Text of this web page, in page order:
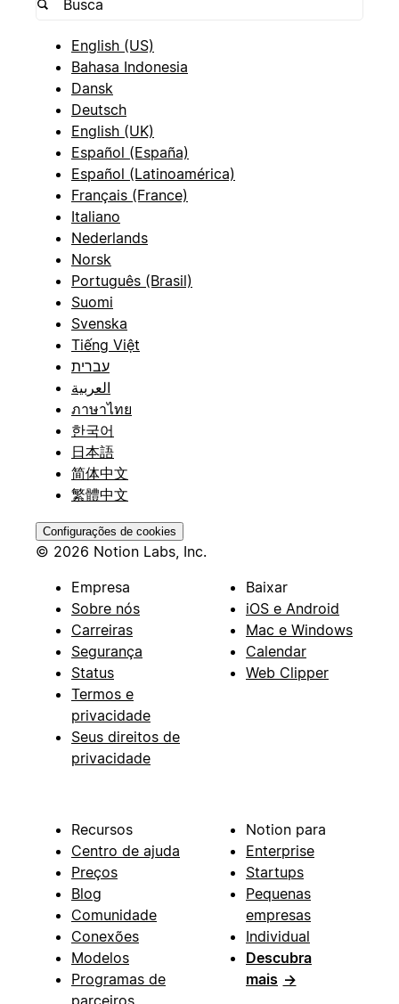
English (US)
Bahasa Indonesia
Dansk
Deutsch
English (UK)
Español (España)
Español (Latinoamérica)
Français (France)
Italiano
Nederlands
Norsk
Português (Brasil)
Suomi
Svenska
Tiếng Việt
עברית
العربية
ภาษาไทย
한국어
日本語
简体中文
繁體中文
Configurações de cookies
© 2026 Notion Labs, Inc.
Empresa
Sobre nós
Carreiras
Segurança
Status
Termos e
privacidade
Seus direitos de
privacidade
Baixar
iOS e Android
Mac e Windows
Calendar
Web Clipper
Recursos
Centro de ajuda
Preços
Blog
Comunidade
Conexões
Modelos
Programas de
parceiros
Notion para
Enterprise
Startups
Pequenas
empresas
Individual
Descubra
mais →